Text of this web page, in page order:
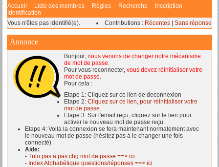
Accueil Liste des membres Règles Recherche
Inscription
Identification
Vous n'êtes pas identifié(e).
Contributions : Récentes Sans réponse
Annonce
Bonjour, nous venons de changer notre mécanisme
de mot de passe.
Pour vous reconnecter, vous devez réinitialiser votre
mot de passe.
Pour cela :
Etape 1: Cliquez sur ce lien de deconnexion
Etape 2: Cliquez sur ce lien, pour réinitialiser votre
mot de passe.
Etape 3: Sur l'email reçu, cliquez sur le lien pour
activer le nouveau mot de passe reçu.
Etape 4: Voila la connexion se fera maintenant normalement avec
le nouveau mot de passe (hésitez pas à le changer une fois
connecté)
Aide:
- Tuto pas à pas chg mot de passe ==> ici
- Index Alphabétique questions/réponses ==> ici